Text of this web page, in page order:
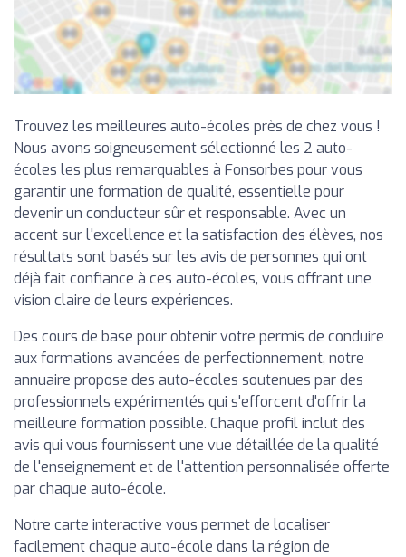
Trouvez les meilleures auto-écoles près de chez vous !
Nous avons soigneusement sélectionné les 2 auto-
écoles les plus remarquables à Fonsorbes pour vous
garantir une formation de qualité, essentielle pour
devenir un conducteur sûr et responsable. Avec un
accent sur l'excellence et la satisfaction des élèves, nos
résultats sont basés sur les avis de personnes qui ont
déjà fait confiance à ces auto-écoles, vous offrant une
vision claire de leurs expériences.
Des cours de base pour obtenir votre permis de conduire
aux formations avancées de perfectionnement, notre
annuaire propose des auto-écoles soutenues par des
professionnels expérimentés qui s'efforcent d'offrir la
meilleure formation possible. Chaque profil inclut des
avis qui vous fournissent une vue détaillée de la qualité
de l'enseignement et de l'attention personnalisée offerte
par chaque auto-école.
Notre carte interactive vous permet de localiser
facilement chaque auto-école dans la région de